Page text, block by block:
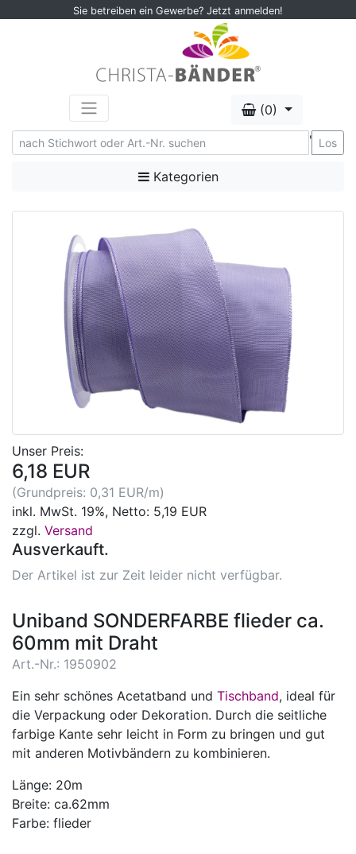
Sie betreiben ein Gewerbe? Jetzt anmelden!
(0)
' Los
Kategorien
Unser Preis:
6,18 EUR
(Grundpreis: 0,31 EUR/m)
inkl. MwSt. 19%, Netto: 5,19 EUR
zzgl. Versand
Ausverkauft.
Der Artikel ist zur Zeit leider nicht verfügbar.
Uniband SONDERFARBE flieder ca.
60mm mit Draht
Art.-Nr.: 1950902
Ein sehr schönes Acetatband und Tischband, ideal für
die Verpackung oder Dekoration. Durch die seitliche
farbige Kante sehr leicht in Form zu bringen und gut
mit anderen Motivbändern zu kombinieren.
Länge: 20m
Breite: ca.62mm
Farbe: flieder